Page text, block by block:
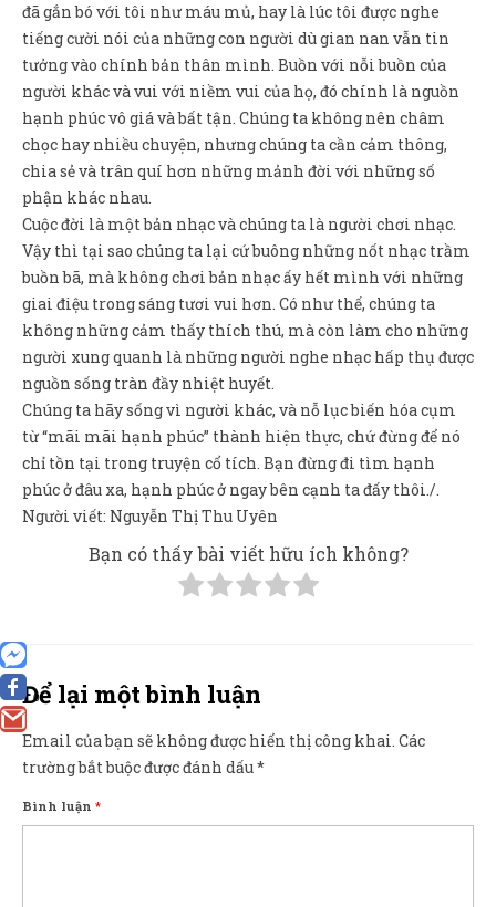
0
đã gắn bó với tôi như máu mủ, hay là lúc tôi được nghe
tiếng cười nói của những con người dù gian nan vẫn tin
tưởng vào chính bản thân mình. Buồn với nỗi buồn của
người khác và vui với niềm vui của họ, đó chính là nguồn
hạnh phúc vô giá và bất tận. Chúng ta không nên châm
chọc hay nhiều chuyện, nhưng chúng ta cần cảm thông,
chia sẻ và trân quí hơn những mảnh đời với những số
phận khác nhau.
Cuộc đời là một bản nhạc và chúng ta là người chơi nhạc.
Vậy thì tại sao chúng ta lại cứ buông những nốt nhạc trầm
buồn bã, mà không chơi bản nhạc ấy hết mình với những
giai điệu trong sáng tươi vui hơn. Có như thế, chúng ta
không những cảm thấy thích thú, mà còn làm cho những
người xung quanh là những người nghe nhạc hấp thụ được
nguồn sống tràn đầy nhiệt huyết.
Chúng ta hãy sống vì người khác, và nỗ lục biến hóa cụm
từ “mãi mãi hạnh phúc” thành hiện thực, chứ đừng để nó
chỉ tồn tại trong truyện cổ tích. Bạn đừng đi tìm hạnh
phúc ở đâu xa, hạnh phúc ở ngay bên cạnh ta đấy thôi./.
Người viết: Nguyễn Thị Thu Uyên
Bạn có thấy bài viết hữu ích không?
Để lại một bình luận
Email của bạn sẽ không được hiển thị công khai. Các
trường bắt buộc được đánh dấu*
Bình luận *